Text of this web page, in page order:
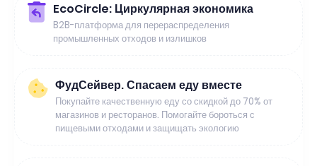
EcoCircle: Циркулярная экономика
B2B-платформа для перераспределения
промышленных отходов и излишков
ФудСейвер. Спасаем еду вместе
Покупайте качественную еду со скидкой до 70% от
магазинов и ресторанов. Помогайте бороться с
пищевыми отходами и защищать экологию